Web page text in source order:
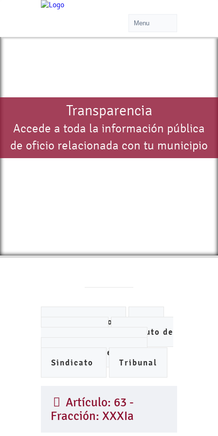
Transparencia
Accede a toda la información pública
de oficio relacionada con tu municipio
Ayuntamiento
Instituto de
Organismo de Agua
Sindicato
Tribunal
Artículo: 63 -
Fracción: XXXIa